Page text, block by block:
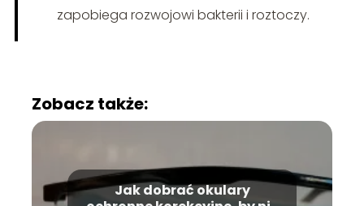
zapobiega rozwojowi bakterii i roztoczy.
Zobacz także:
Jak dobrać okulary